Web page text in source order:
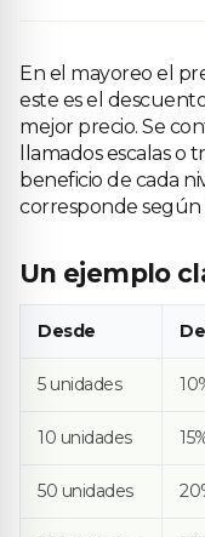
En el mayoreo el
este es el
mejor precio. Se
llamados escalas o
beneficio de cada
corresponde
Un ejemplo
Desde
5 unidades
10 unidades
50 unidades